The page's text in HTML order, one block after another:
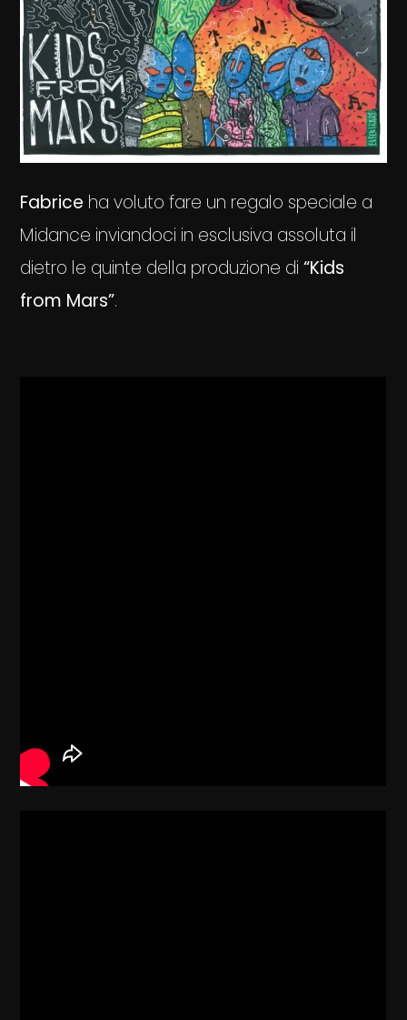
Fabrice ha voluto fare un regalo speciale a
Midance inviandoci in esclusiva assoluta il
dietro le quinte della produzione di“Kids
from Mars”.